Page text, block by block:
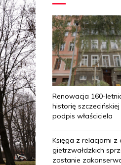
Renowacja 160-
historię
podpis właściciela
Księga z relacjami z
gietrzwałdzkich
zostanie